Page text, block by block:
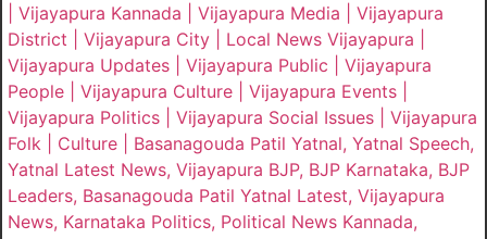
| Vijayapura Kannada | Vijayapura Media | Vijayapura
District | Vijayapura City | Local News Vijayapura |
Vijayapura Updates | Vijayapura Public | Vijayapura
People | Vijayapura Culture | Vijayapura Events |
Vijayapura Politics | Vijayapura Social Issues | Vijayapura
Folk | Culture | Basanagouda Patil Yatnal, Yatnal Speech,
Yatnal Latest News, Vijayapura BJP, BJP Karnataka, BJP
Leaders, Basanagouda Patil Yatnal Latest, Vijayapura
News, Karnataka Politics, Political News Kannada,